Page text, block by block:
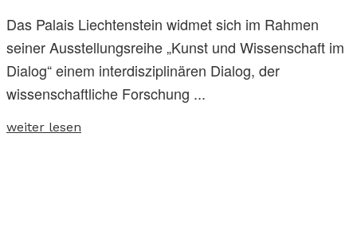
Das Palais Liechtenstein widmet sich im Rahmen
seiner Ausstellungsreihe „Kunst und Wissenschaft im
Dialog“ einem interdisziplinären Dialog, der
wissenschaftliche Forschung ...
weiter lesen